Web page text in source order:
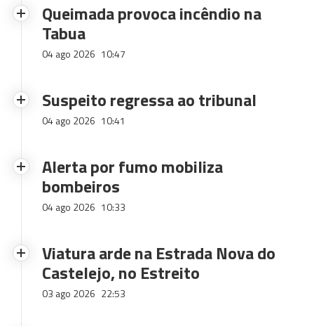
Queimada provoca incêndio na
Tabua
04 ago 2026 10:47
Suspeito regressa ao tribunal
04 ago 2026 10:41
Alerta por fumo mobiliza
bombeiros
04 ago 2026 10:33
Viatura arde na Estrada Nova do
Castelejo, no Estreito
03 ago 2026 22:53